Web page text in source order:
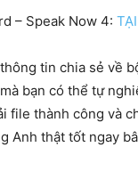
– Speak Now 4:
tin chia sẻ về
mà bạn có thể tự
file thành công và
Anh thật tốt ngay